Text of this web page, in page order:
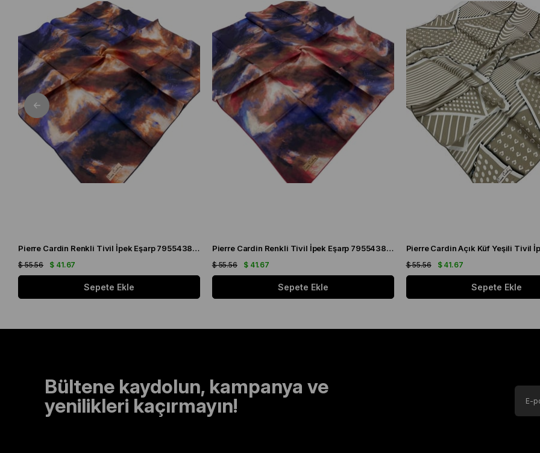
Pierre Cardin Renkli Tivil İpek Eşarp 7955438 - 921
$ 41.67
$ 55.56
Sepete Ekle
Pierre Cardin Renkli Tivil İpek Eşarp 7955438 - 941
$ 41.67
$ 55.56
Sepete Ekle
$ 41.67
$ 55.56
Sepete Ekle
Bültene kaydolun, kampanya ve
yenilikleri kaçırmayın!